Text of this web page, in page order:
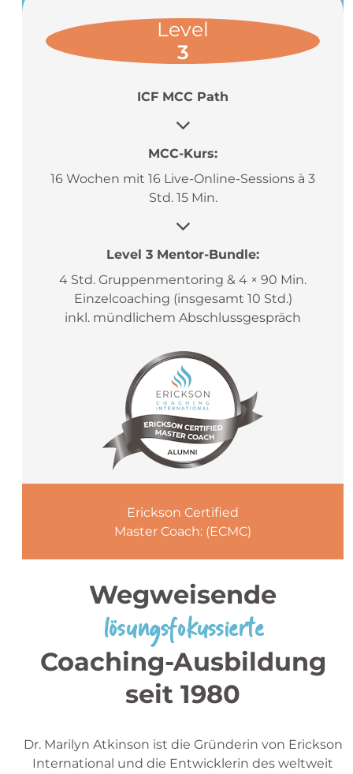
Level
3
ICF MCC Path
MCC-Kurs:
16 Wochen mit 16 Live-Online-Sessions à 3
Std. 15 Min.
Level 3 Mentor-Bundle:
4 Std. Gruppenmentoring & 4 × 90 Min.
Einzelcoaching (insgesamt 10 Std.)
inkl. mündlichem Abschlussgespräch
Erickson Certified
Master Coach: (ECMC)
Wegweisende
lösungsfokussierte
Coaching-Ausbildung
seit 1980
Dr. Marilyn Atkinson ist die Gründerin von Erickson
International und die Entwicklerin des weltweit